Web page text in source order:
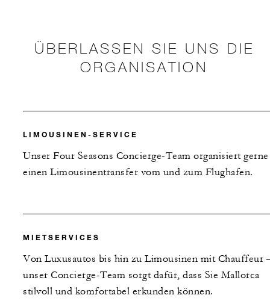
ÜBERLASSEN SIE UNS DIE
ORGANISATION
LIMOUSINEN-SERVICE
Unser Four Seasons Concierge-Team organisiert gerne
einen Limousinentransfer vom und zum Flughafen.
MIETSERVICES
Von Luxusautos bis hin zu Limousinen mit Chauffeur
unser Concierge-Team sorgt dafür, dass Sie Mallorca
stilvoll und komfortabel erkunden können.